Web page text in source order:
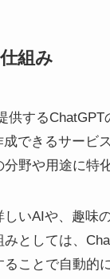
組み
供する
できるサービ
野や用途に特
いAIや、趣味
としては、
ことで自動的